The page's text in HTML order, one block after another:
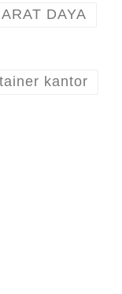
DAYA
kantor